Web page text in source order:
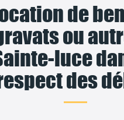
de
ou
luce
des